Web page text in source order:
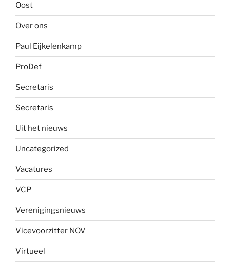
Oost
Over ons
Paul Eijkelenkamp
ProDef
Secretaris
Secretaris
Uit het nieuws
Uncategorized
Vacatures
VCP
Verenigingsnieuws
Vicevoorzitter NOV
Virtueel